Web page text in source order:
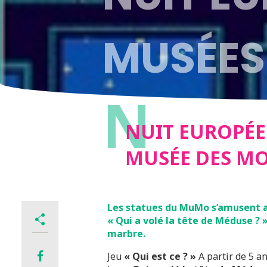
AU
N
NUIT
MUSÉE DES
Les statues du MuMo
« Qui a volé la tête de Méduse ?
marbre.
Jeu « Qui est ce ? » A partir de 5